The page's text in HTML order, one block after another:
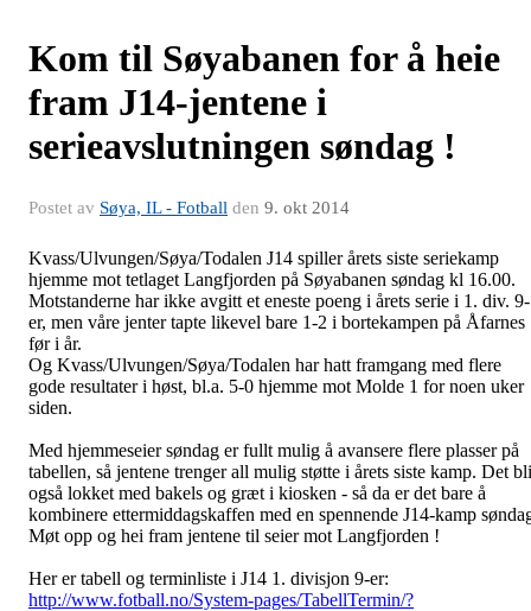
Kom til Søyabanen for å heie
fram J14-jentene i
serieavslutningen søndag !
Postet av Søya, IL - Fotball den 9. okt 2014
Kvass/Ulvungen/Søya/Todalen J14 spiller årets siste seriekamp
hjemme mot tetlaget Langfjorden på Søyabanen søndag kl 16.00.
Motstanderne har ikke avgitt et eneste poeng i årets serie i 1. div. 9-
er, men våre jenter tapte likevel bare 1-2 i bortekampen på Åfarnes
før i år.
Og Kvass/Ulvungen/Søya/Todalen har hatt framgang med flere
gode resultater i høst, bl.a. 5-0 hjemme mot Molde 1 for noen uker
siden.
Med hjemmeseier søndag er fullt mulig å avansere flere plasser på
tabellen, så jentene trenger all mulig støtte i årets siste kamp. Det
også lokket med bakels og græt i kiosken - så da er det bare å
kombinere ettermiddagskaffen med en spennende J14-kamp
Møt opp og hei fram jentene til seier mot Langfjorden !
Her er tabell og terminliste i J14 1. divisjon 9-er:
http://www.fotball.no/System-pages/TabellTermin/?